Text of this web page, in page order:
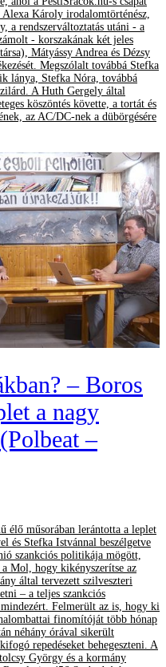
Alexa Károly irodalomtörténész,
a rendszerváltoztatás utáni - a
- korszakának két jeles
Mátyássy Andrea és Dézsy
Megszólalt továbbá Stefka
lánya, Stefka Nóra, továbbá
A Huth Gergely által
köszöntés követte, a tortát és
az AC/DC-nek a dübörgésére
– Boros
a nagy
–
élő műsorában lerántotta a leplet
és Stefka Istvánnal beszélgetve
szankciós politikája mögött,
Mol, hogy kikényszerítse az
által tervezett szilveszteri
– a teljes szankciós
Felmerült az is, hogy ki
finomítóját több hónap
néhány órával sikerült
repedéseket behegeszteni. A
György és a kormány